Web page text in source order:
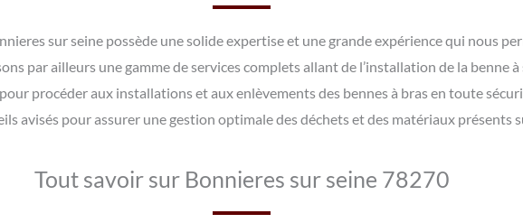
sur seine possède une solide expertise et une grande expérience qui nous
par ailleurs une gamme de services complets allant de l’installation de la benne
procéder aux installations et aux enlèvements des bennes à bras en toute
avisés pour assurer une gestion optimale des déchets et des matériaux présents
Tout savoir sur Bonnieres sur seine 78270